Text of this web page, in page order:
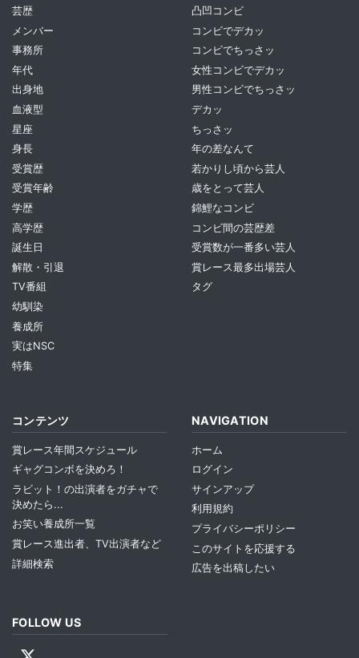
芸歴
メンバー
事務所
年代
出身地
血液型
星座
身長
受賞歴
受賞年齢
学歴
高学歴
誕生日
解散・引退
TV番組
幼馴染
養成所
実はNSC
特集
凸凹コンビ
コンビでデカッ
コンビでちっさッ
女性コンビでデカッ
男性コンビでちっさッ
デカッ
ちっさッ
年の差なんて
若かりし頃から芸人
歳をとって芸人
錦鯉なコンビ
コンビ間の芸歴差
受賞数が一番多い芸人
賞レース最多出場芸人
タグ
コンテンツ
賞レース年間スケジュール
ギャグコンボを決めろ！
ラビット！の出演者をガチャで
決めたら...
お笑い養成所一覧
賞レース進出者、TV出演者など
詳細検索
NAVIGATION
ホーム
ログイン
サインアップ
利用規約
プライバシーポリシー
このサイトを応援する
広告を出稿したい
FOLLOW US